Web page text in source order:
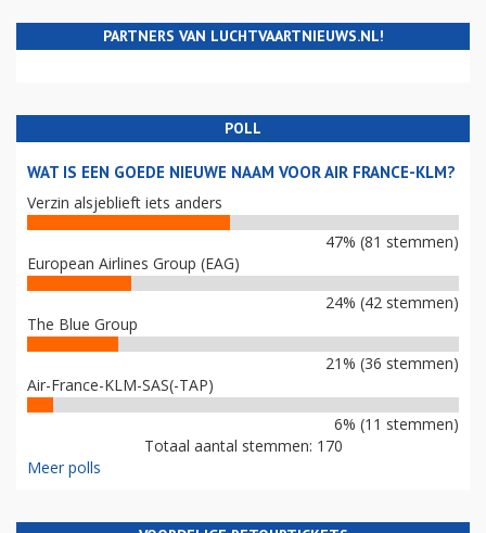
PARTNERS VAN LUCHTVAARTNIEUWS.NL!
POLL
WAT IS EEN GOEDE NIEUWE NAAM VOOR AIR FRANCE-KLM?
Verzin alsjeblieft iets anders
47% (81 stemmen)
European Airlines Group (EAG)
24% (42 stemmen)
The Blue Group
21% (36 stemmen)
Air-France-KLM-SAS(-TAP)
6% (11 stemmen)
Totaal aantal stemmen: 170
Meer polls